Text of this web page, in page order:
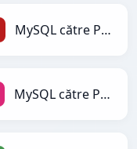
MySQL către PDF
MySQL către PNG